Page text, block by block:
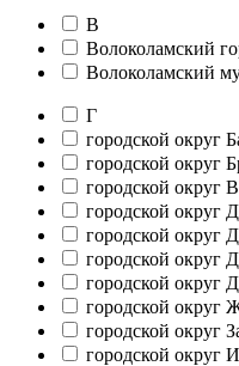
В
Волоколамский
Волоколамский
Г
городской округ
городской округ
городской округ
городской округ
городской округ
городской округ
городской округ
городской округ
городской округ
городской округ